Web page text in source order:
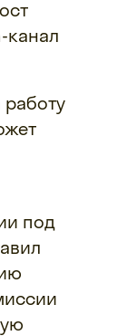
канал
под